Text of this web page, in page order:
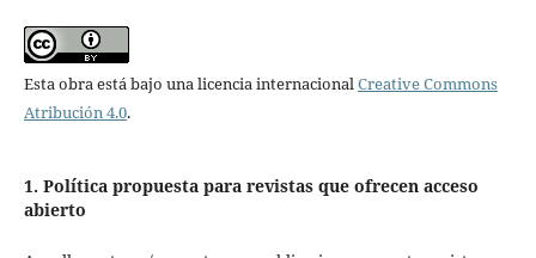
Esta obra está bajo una licencia internacional Creative Commons
Atribución 4.0.
1. Política propuesta para revistas que ofrecen acceso
abierto